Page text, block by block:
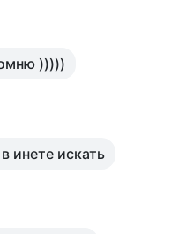
)))))
инете искать